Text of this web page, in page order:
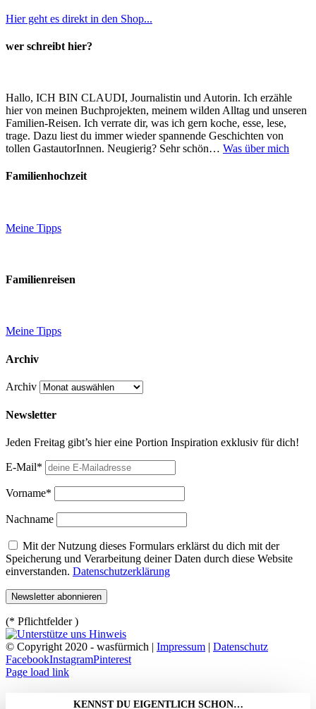
Hier geht es direkt in den Shop...
wer schreibt hier?
Hallo, ICH BIN CLAUDI, Journalistin und Autorin. Ich erzähle
hier von meinen Buchprojekten, meinem wilden Alltag und unseren
Familien-Reisen. Ich verrate dir, was ich gern koche, esse, lese,
trage. Dazu liest du immer wieder spannende Geschichten von
tollen GastautorInnen. Neugierig? Sehr schön… Was über mich
Familienhochzeit
Meine Tipps
Familienreisen
Meine Tipps
Archiv
Archiv
Newsletter
Jeden Freitag gibt’s hier eine Portion Inspiration exklusiv für dich!
E-Mail*
Vorname*
Nachname
Mit der Nutzung dieses Formulars erklärst du dich mit der
Speicherung und Verarbeitung deiner Daten durch diese Website
einverstanden. Datenschutzerklärung
(* Pflichtfelder )
© Copyright 2020 - wasfürmich | Impressum | Datenschutz
FacebookInstagramPinterest
Page load link
KENNST DU EIGENTLICH SCHON…